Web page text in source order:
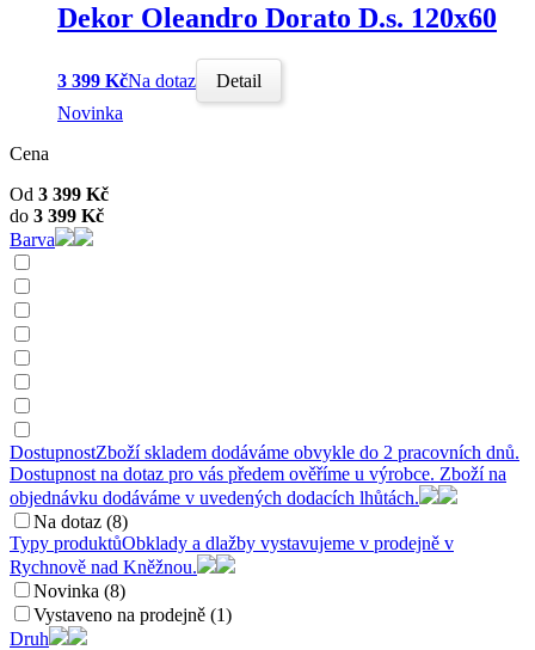
Dekor Oleandro Dorato D.s. 120x60
3 399 KčNa dotaz
Detail
Novinka
Cena
Od 3 399 Kč
do 3 399 Kč
Barva
DostupnostZboží skladem dodáváme obvykle do 2 pracovních dnů.
Dostupnost na dotaz pro vás předem ověříme u výrobce. Zboží na
objednávku dodáváme v uvedených dodacích lhůtách.
Na dotaz (8)
Typy produktůObklady a dlažby vystavujeme v prodejně v
Rychnově nad Kněžnou.
Novinka (8)
Vystaveno na prodejně (1)
Druh